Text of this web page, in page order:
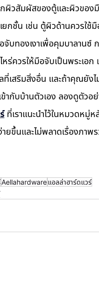
ผิวสัมผัสของตู้และผิวของมื
ยกชั้น เช่น ตู้ผิวด้านควรใช้
จับทองเงาเพื่อคุมบาลานซ์
หร่ควรให้มือจับเป็นพระเอก
ที่เสริมสิ่งอื่น และถ้าคุณยังไ
ข้ากับบ้านตัวเอง ลองดูตัวอย่
ที่เราแนะนำไว้ในหมวดหมู่ห
ายขึ้นและไม่พลาดเรื่องภาพ
Aellahardwareแอลล่าฮาร์ดแวร์